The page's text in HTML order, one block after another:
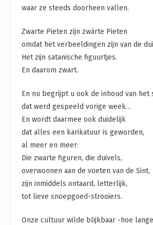
waar ze steeds doorheen vallen.
Zwarte Pieten zijn zwárte Pieten
omdat het verbeeldingen zijn van de
Het zijn satanische figuurtjes.
En daarom zwart.
En nu begrijpt u ook de inhoud van het
dat werd gespeeld vorige week…
En wordt daarmee ook duidelijk
dat alles een karikatuur is geworden,
al meer en meer:
Die zwarte figuren, die duivels,
overwonnen aan de voeten van de Sint,
zijn inmiddels ontaard, letterlijk,
tot lieve snoepgoed-strooiers.
Onze cultuur wilde blijkbaar -hoe